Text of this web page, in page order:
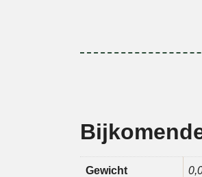
Gewicht